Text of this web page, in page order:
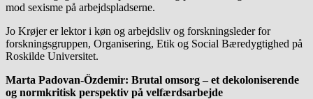
mod sexisme på arbejdspladserne.
Jo Krøjer er lektor i køn og arbejdsliv og forskningsleder for
forskningsgruppen, Organisering, Etik og Social Bæredygtighed på
Roskilde Universitet.
Marta Padovan-Özdemir: Brutal omsorg – et dekoloniserende
og normkritisk perspektiv på velfærdsarbejde